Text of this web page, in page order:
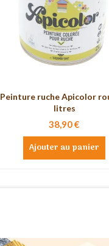
Peinture ruche Apicolor
litres
38,90 €
Ajouter au panier